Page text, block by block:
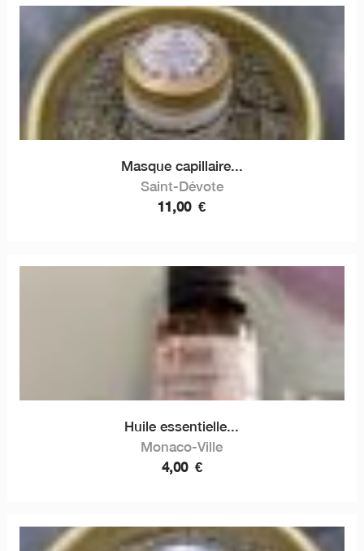
Masque capillaire...
Saint-Dévote
11,00 €
Huile essentielle...
Monaco-Ville
4,00 €